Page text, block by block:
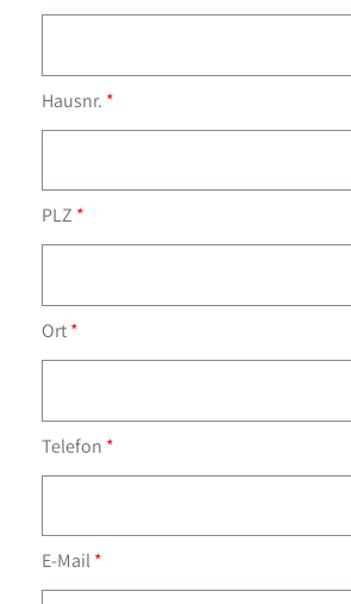
Hausnr.
PLZ
Ort
Telefon
E-Mail